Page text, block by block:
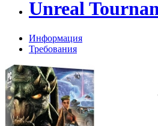
Unreal
Информация
Требования